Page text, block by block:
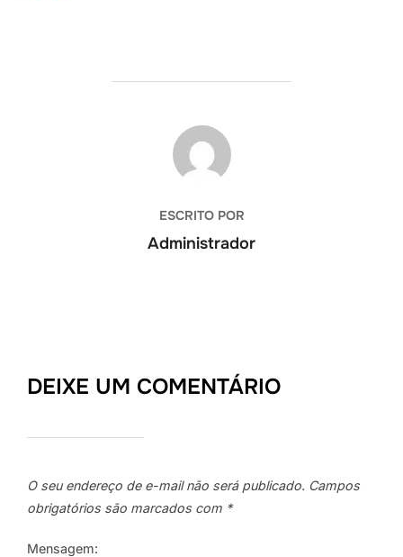
AUTOR DO POST
ESCRITO POR
Administrador
DEIXE UM COMENTÁRIO
O seu endereço de e-mail não será publicado. Campos
obrigatórios são marcados com *
Mensagem: